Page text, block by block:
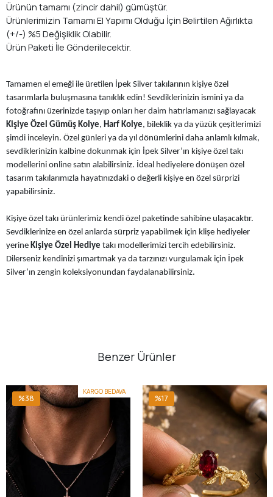
Ürünün tamamı (zincir dahil) gümüştür.
Ürünlerimizin Tamamı El Yapımı Olduğu İçin Belirtilen Ağırlıkta
(+/-) %5 Değişiklik Olabilir.
Ürün Paketi İle Gönderilecektir.
Tamamen el emeği ile üretilen İpek Silver takılarının kişiye özel
tasarımlarla buluşmasına tanıklık edin! Sevdiklerinizin ismini ya da
fotoğrafını üzerinizde taşıyıp onları her daim hatırlamanızı sağlayacak
Kişiye Özel Gümüş Kolye, Harf Kolye, bileklik ya da yüzük çeşitlerimizi
şimdi inceleyin. Özel günleri ya da yıl dönümlerini daha anlamlı kılmak,
sevdiklerinizin kalbine dokunmak için İpek Silver’ın kişiye özel takı
modellerini online satın alabilirsiniz. İdeal hediyelere dönüşen özel
tasarım takılarımızla hayatınızdaki o değerli kişiye en özel sürprizi
yapabilirsiniz.
Kişiye özel takı ürünlerimiz kendi özel paketinde sahibine ulaşacaktır.
Sevdiklerinize en özel anlarda sürpriz yapabilmek için klişe hediyeler
yerine Kişiye Özel Hediye takı modellerimizi tercih edebilirsiniz.
Dilerseniz kendinizi şımartmak ya da tarzınızı vurgulamak için İpek
Silver’ın zengin koleksiyonundan faydalanabilirsiniz.
Benzer Ürünler
KARGO BEDAVA
%38 %17